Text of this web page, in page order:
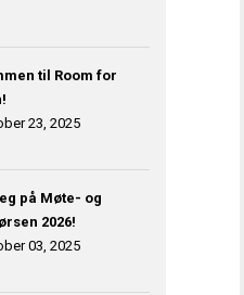
til Room for
23, 2025
på Møte- og
2026!
03, 2025